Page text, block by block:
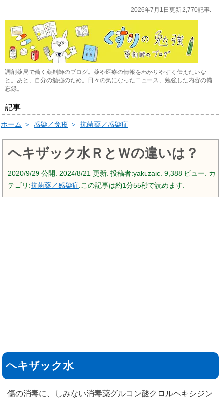
2026年7月1日更新.2,770記事.
調剤薬局で働く薬剤師のブログ。薬や医療の情報をわかりやすく伝えたいな
と。あと、自分の勉強のため。日々の気になったニュース、勉強した内容の備
忘録。
記事
ホーム ＞ 感染／免疫 ＞ 抗菌薬／感染症
ヘキザック水ＲとＷの違いは？
2020/9/29 公開. 2024/8/21 更新. 投稿者:yakuzaic. 9,388 ビュー. カ
テゴリ:抗菌薬／感染症 .この記事は約1分55秒で読めます.
ヘキザック水
傷の消毒に、しみない消毒薬グルコン酸クロルヘキシジン